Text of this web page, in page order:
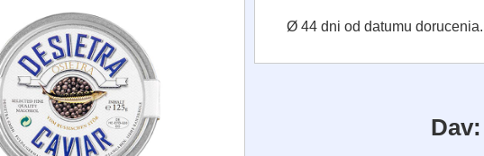
Ø 44 dni od datumu dorucenia.
Dav: